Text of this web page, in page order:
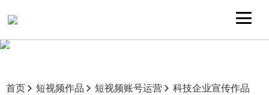
首页 短视频作品 短视频账号运营 科技企业宣传作品